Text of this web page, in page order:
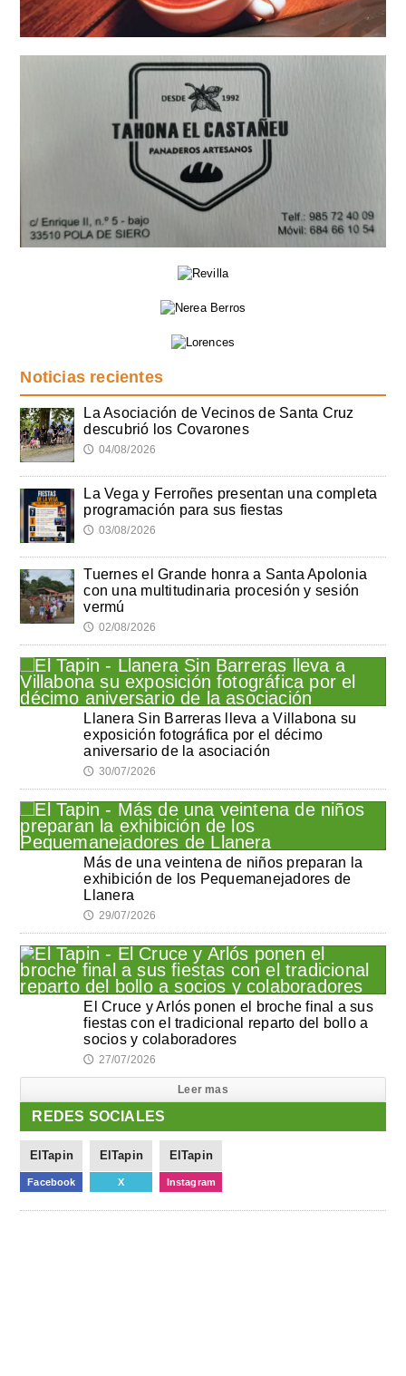
Noticias recientes
La Asociación de Vecinos de Santa Cruz
descubrió los Covarones
🕔 04/08/2026
La Vega y Ferroñes presentan una completa
programación para sus fiestas
🕔 03/08/2026
Tuernes el Grande honra a Santa Apolonia
con una multitudinaria procesión y sesión
vermú
🕔 02/08/2026
Llanera Sin Barreras lleva a Villabona su
exposición fotográfica por el décimo
aniversario de la asociación
🕔 30/07/2026
Más de una veintena de niños preparan la
exhibición de los Pequemanejadores de
Llanera
🕔 29/07/2026
El Cruce y Arlós ponen el broche final a sus
fiestas con el tradicional reparto del bollo a
socios y colaboradores
🕔 27/07/2026
Leer mas
REDES SOCIALES
ElTapin
Facebook
ElTapin
X
ElTapin
Instagram